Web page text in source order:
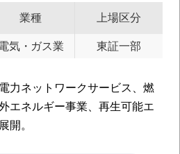
業種
気・ガス業
上場区分
東証一部
力ネットワークサービス、燃
エネルギー事業、再生可能エ
開。